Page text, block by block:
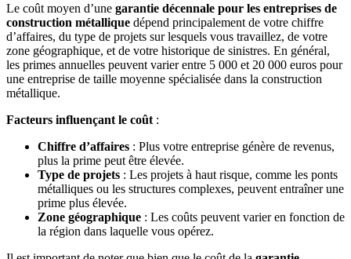
Le coût moyen d’une garantie décennale pour les entreprises de
construction métallique dépend principalement de votre chiffre
d’affaires, du type de projets sur lesquels vous travaillez, de votre
zone géographique, et de votre historique de sinistres. En général,
les primes annuelles peuvent varier entre 5 000 et 20 000 euros pour
une entreprise de taille moyenne spécialisée dans la construction
métallique.
Facteurs influençant le coût :
Chiffre d’affaires : Plus votre entreprise génère de revenus,
plus la prime peut être élevée.
Type de projets : Les projets à haut risque, comme les ponts
métalliques ou les structures complexes, peuvent entraîner une
prime plus élevée.
Zone géographique : Les coûts peuvent varier en fonction de
la région dans laquelle vous opérez.